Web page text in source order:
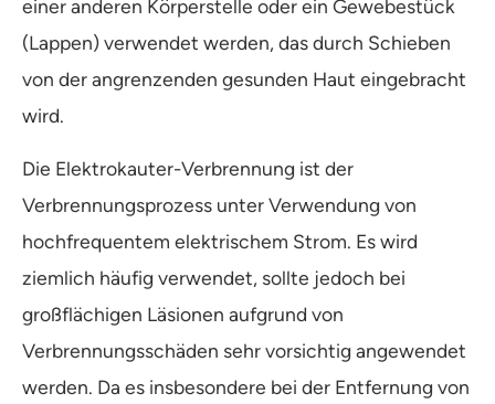
einer anderen Körperstelle oder ein Gewebestück
(Lappen) verwendet werden, das durch Schieben
von der angrenzenden gesunden Haut eingebracht
wird.
Die Elektrokauter-Verbrennung ist der
Verbrennungsprozess unter Verwendung von
hochfrequentem elektrischem Strom. Es wird
ziemlich häufig verwendet, sollte jedoch bei
großflächigen Läsionen aufgrund von
Verbrennungsschäden sehr vorsichtig angewendet
werden. Da es insbesondere bei der Entfernung von